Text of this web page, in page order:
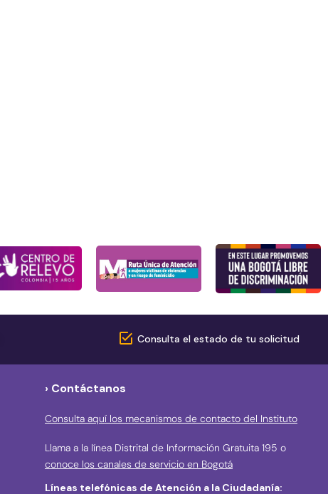
Consulta el estado de tu solicitud
› Contáctanos
Consulta aquí los mecanismos de contacto del Instituto
Llama a la línea Distrital de Información Gratuita 195 o
conoce los canales de servicio en Bogotá
Líneas telefónicas de Atención a la Ciudadanía: